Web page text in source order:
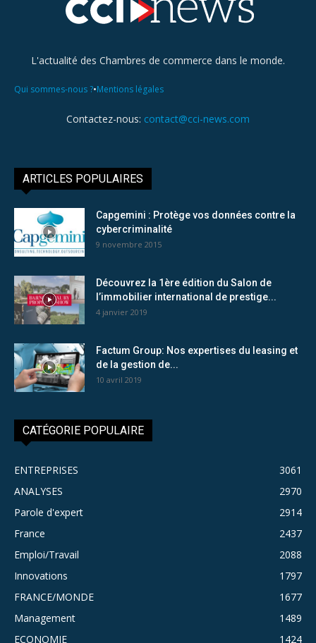
L'actualité des Chambres de commerce dans le monde.
Qui sommes-nous ?•Mentions légales
Contactez-nous: contact@cci-news.com
ARTICLES POPULAIRES
Capgemini : Protège vos données contre la
cybercriminalité
9 novembre 2015
Découvrez la 1ère édition du Salon de
l’immobilier international de prestige...
4 janvier 2019
Factum Group: Nos expertises du leasing et
de la gestion de...
10 avril 2019
CATÉGORIE POPULAIRE
ENTREPRISES
3061
ANALYSES
2970
Parole d'expert
2914
France
2437
Emploi/Travail
2088
Innovations
1797
FRANCE/MONDE
1677
Management
1489
ECONOMIE
1424